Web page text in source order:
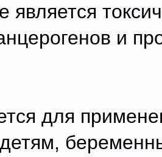
является
и
для